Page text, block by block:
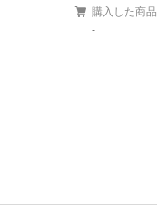
購入した商品
-